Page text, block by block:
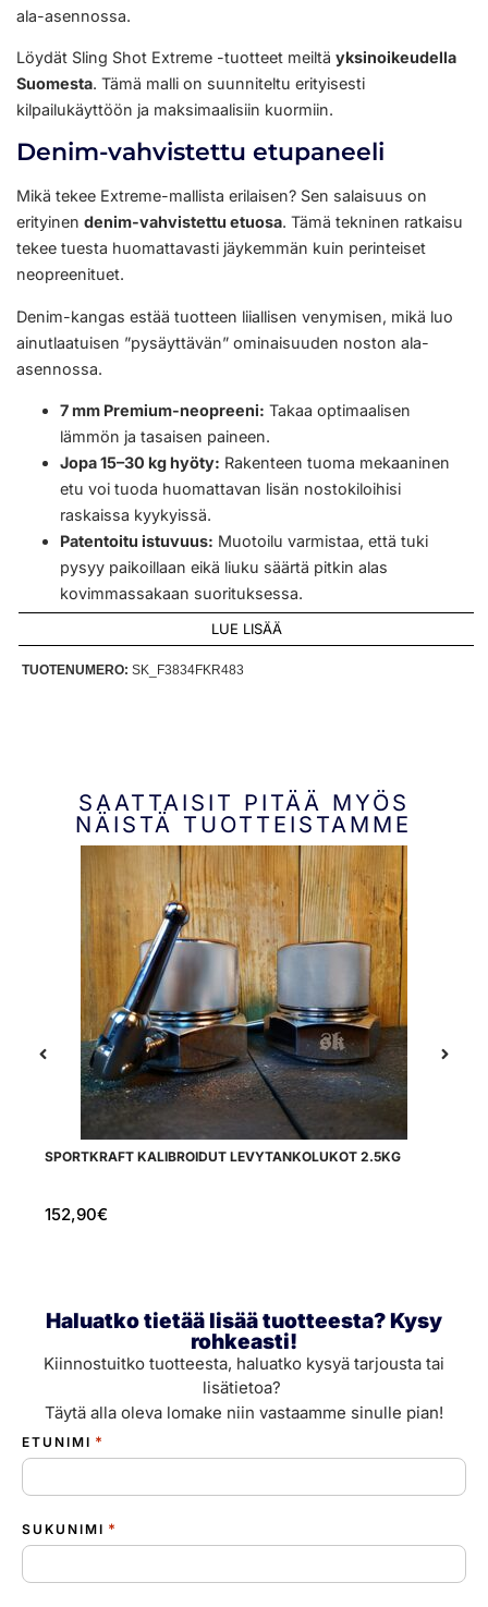
ala-asennossa.
Löydät Sling Shot Extreme -tuotteet meiltä yksinoikeudella
Suomesta. Tämä malli on suunniteltu erityisesti
kilpailukäyttöön ja maksimaalisiin kuormiin.
Denim-vahvistettu etupaneeli
Mikä tekee Extreme-mallista erilaisen? Sen salaisuus on
erityinen denim-vahvistettu etuosa. Tämä tekninen ratkaisu
tekee tuesta huomattavasti jäykemmän kuin perinteiset
neopreenituet.
Denim-kangas estää tuotteen liiallisen venymisen, mikä luo
ainutlaatuisen ”pysäyttävän” ominaisuuden noston ala-
asennossa.
7 mm Premium-neopreeni: Takaa optimaalisen
lämmön ja tasaisen paineen.
Jopa 15–30 kg hyöty: Rakenteen tuoma mekaaninen
etu voi tuoda huomattavan lisän nostokiloihisi
raskaissa kyykyissä.
Patentoitu istuvuus: Muotoilu varmistaa, että tuki
pysyy paikoillaan eikä liuku säärtä pitkin alas
kovimmassakaan suorituksessa.
LUE LISÄÄ
TUOTENUMERO: SK_F3834FKR483
SAATTAISIT PITÄÄ MYÖS
NÄISTÄ TUOTTEISTAMME
SPORTKRAFT KALIBROIDUT LEVYTANKOLUKOT 2.5KG
152,90€
Haluatko tietää lisää tuotteesta? Kysy
rohkeasti!
Kiinnostuitko tuotteesta, haluatko kysyä tarjousta tai
lisätietoa?
Täytä alla oleva lomake niin vastaamme sinulle pian!
ETUNIMI *
SUKUNIMI *